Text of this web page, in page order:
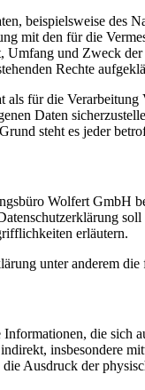
beispielsweise des
mit den für die
und Zweck der
Rechte
für die
Daten
steht es jeder
Wolfert GmbH
erläutern.
unter anderem
Informationen, die
insbesondere
Ausdruck der